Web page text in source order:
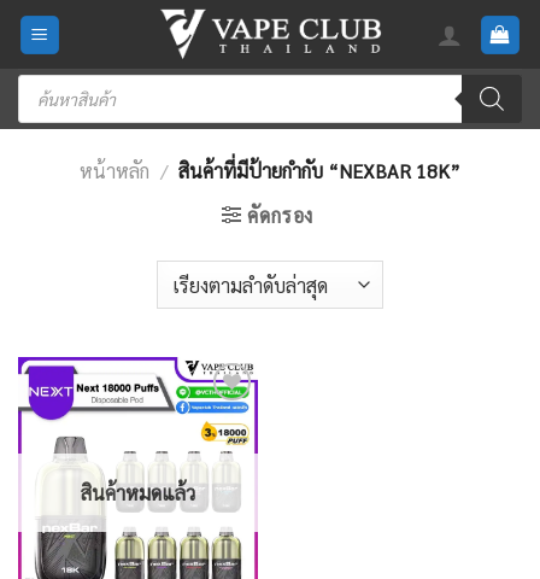
Skip
content
Products
search
หน้าหลัก / สินค้าที่มีป้ายกำกับ “NEXBAR 18K”
คัดกรอง
Add
to
wishlist
สินค้าหมดแล้ว